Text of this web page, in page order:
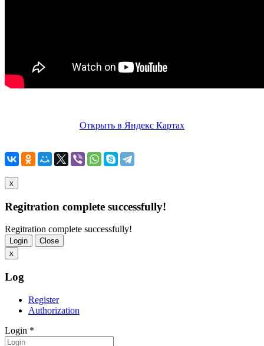
Открыть в Яндекс Картах
x
Regitration complete successfully!
Regitration complete successfully!
Login
Close
x
Log
Register
Authorization
Login *